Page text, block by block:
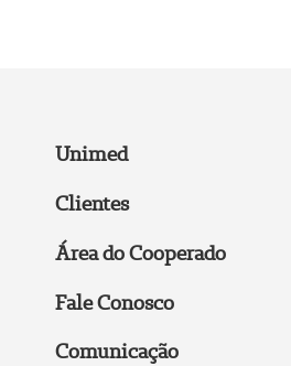
Unimed
Clientes
Área do Cooperado
Fale Conosco
Comunicação